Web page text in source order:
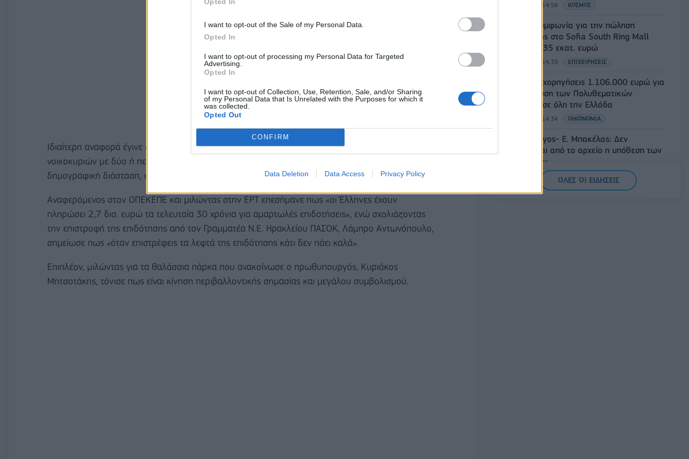
I want to opt-out of the Sale of my Personal Data.
Opted In
I want to opt-out of processing my Personal Data for Targeted
Advertising.
Opted In
I want to opt-out of Collection, Use, Retention, Sale, and/or Sharing
of my Personal Data that Is Unrelated with the Purposes for which it
was collected.
Opted Out
CONFIRM
Data Deletion Data Access Privacy Policy
Ιδιαίτερη αναφορά έγινε στις ανάγκες της μεσαίας τάξης, των μονογονεϊκών οικογενειών και των
νοικοκυριών με δύο ή περισσότερα παιδιά, καθώς, όπως επισημάνθηκε, «το πρόβλημα έχει και
δημογραφική διάσταση, εκτός από την οικονομική».
Αναφερόμενος στον ΟΠΕΚΕΠΕ και μιλώντας στην ΕΡΤ επεσήμανε πως «οι Έλληνες έχουν
πληρώσει 2,7 δισ. ευρώ τα τελευταία 30 χρόνια για αμαρτωλές επιδοτήσεις», ενώ σχολιάζοντας
την επιστροφή της επιδότησης από τον Γραμματέα Ν.Ε. Ηρακλείου ΠΑΣΟΚ, Λάμπρο Αντωνόπουλο,
σημείωσε πως «όταν επιστρέφεις τα λεφτά της επιδότησης κάτι δεν πάει καλά».
Επιπλέον, μιλώντας για τα θαλάσσια πάρκα που ανακοίνωσε ο πρωθυπουργός, Κυριάκος
Μητσοτάκης, τόνισε πως είναι κίνηση περιβαλλοντικής σημασίας και μεγάλου συμβολισμού.
07/08/2026 - 14:58 ΚΟΣΜΟΣ
Fourlis: Συμφωνία για την πώληση
συμμετοχής στο Sofia South Ring Mall
έναντι 49,35 εκατ. ευρώ
07/08/2026 - 14:39 ΕΠΙΧΕΙΡΗΣΕΙΣ
ΥΠΠΟ: Επιχορηγήσεις 1.106.000 ευρώ για
την ενίσχυση των Πολυθεματικών
Φεστιβάλ σε όλη την Ελλάδα
07/08/2026 - 14:34 ΟΙΚΟΝΟΜΙΑ
Άρειος Πάγος- Ε. Μπακέλας: Δεν
ανασύρεται από το αρχείο η υπόθεση των
υποκλοπών
07/08/2026 - 14:11
Σαουδική Αραβία, Τουρκία και Πακιστάν
ΟΛΕΣ ΟΙ ΕΙΔΗΣΕΙΣ